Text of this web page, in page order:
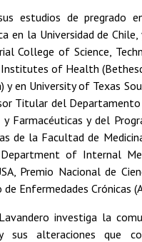
estudios de pregrado
en la Universidad de
College of Science,
of Health
y en University of Texas
Titular del
y Farmacéuticas y del
de la Facultad de
Department of Internal
Premio Nacional de
de Enfermedades Crónicas
investiga la
sus alteraciones que